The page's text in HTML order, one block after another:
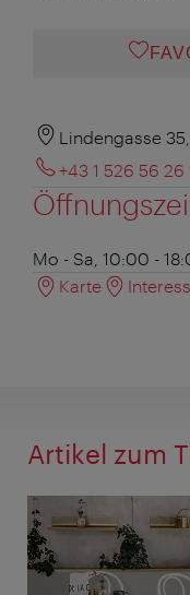
Lindengasse
+43 1 526 56 26
Mo - Sa, 10:00 -
Karte
Artikel zum